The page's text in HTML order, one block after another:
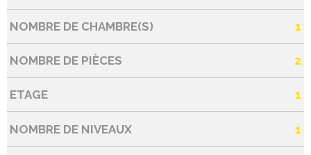
NOMBRE DE CHAMBRE(S) 1
NOMBRE DE PIÈCES 2
ETAGE 1
NOMBRE DE NIVEAUX 1